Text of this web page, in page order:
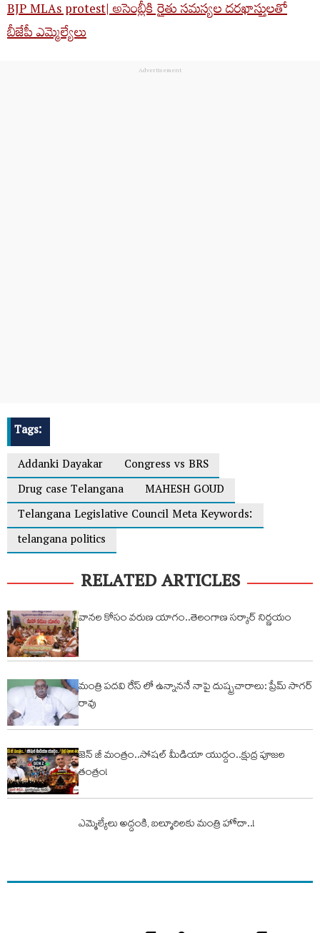
BJP MLAs protest| అసెంబ్లీకి రైతు సమస్యల దరఖాస్తులతో
బీజేపీ ఎమ్మెల్యేలు
Tags:
Addanki Dayakar
Congress vs BRS
Drug case Telangana
MAHESH GOUD
Telangana Legislative Council Meta Keywords:
telangana politics
RELATED ARTICLES
వానల కోసం వరుణ యాగం..తెలంగాణ సర్కార్ నిర్ణయం
మంత్రి పదవి రేస్ లో ఉన్నాననే నాపై దుష్ఫ్రచారాలు: ప్రేమ్ సాగర్
రావు
జెన్ జీ మంత్రం..సోషల్ మీడియా యుద్దం..క్షుద్ర పూజల
తంత్రం!
ఎమ్మెల్యేలు అద్దంకి, బల్మూరిలకు మంత్రి హోదా..!